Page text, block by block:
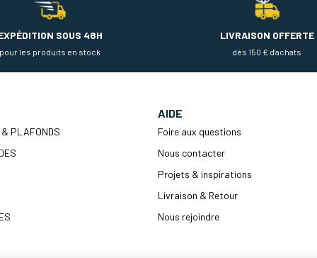
SOUS 48H
pour les produits en stock
LIVRAISON OFFERTE
dès 150 € d'achats
& PLAFONDS
AIDE
Foire aux questions
Nous contacter
Projets & inspirations
Livraison & Retour
Nous rejoindre